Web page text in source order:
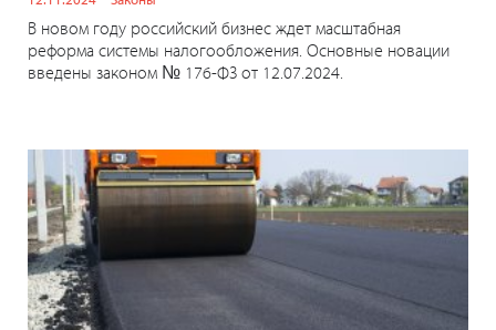
В новом году российский бизнес ждет масштабная
реформа системы налогообложения. Основные новации
введены законом № 176-ФЗ от 12.07.2024.